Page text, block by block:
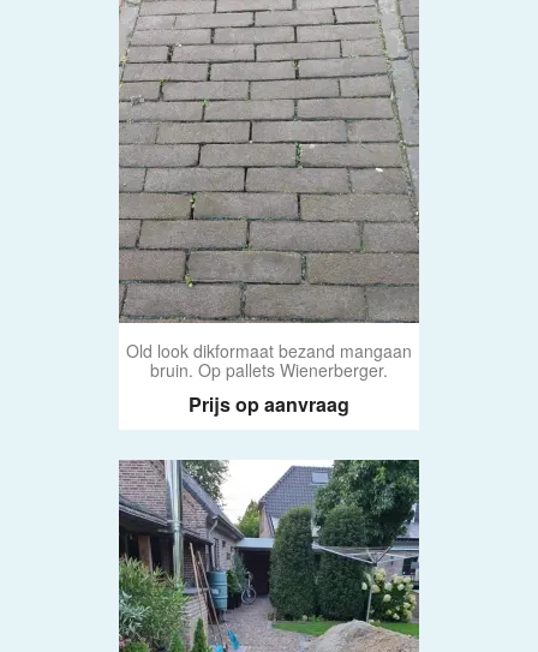
Old look dikformaat bezand mangaan
bruin. Op pallets Wienerberger.
Prijs op aanvraag